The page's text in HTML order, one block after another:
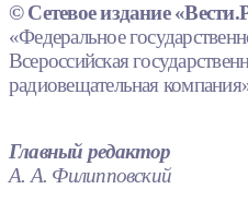
© Сетевое издание
«Федеральное
Всероссийская
радиовещательная
Главный редактор
А. А. Филипповский